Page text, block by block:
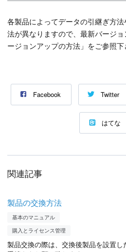
各製品によってデータの引継ぎ方
法が異なりますので、最新バージ
ージョンアップの方法」をご参照下
Facebook Twitter
はてな
関連記事
製品の交換方法
基本のマニュアル
購入とライセンス管理
製品交換の際は、交換後製品を設置